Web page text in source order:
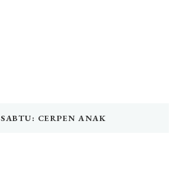
SABTU: CERPEN ANAK